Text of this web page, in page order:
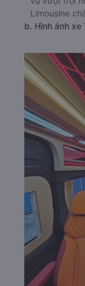
chuộng. Với
Tuấn
thiện mỗi
Limousine
b. Hình ảnh xe